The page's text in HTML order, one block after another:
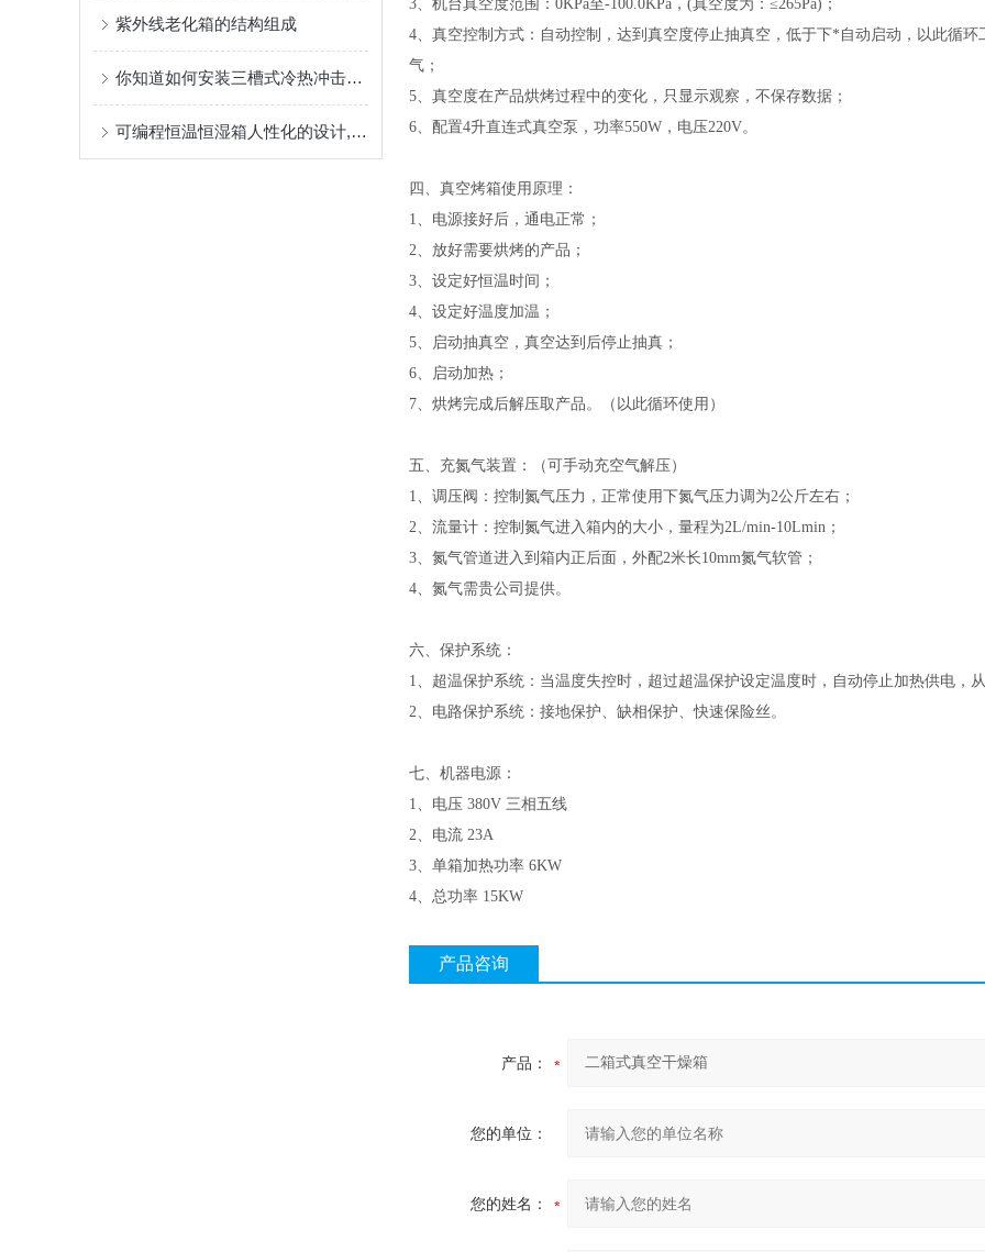
紫外线老化箱的结构组成
你知道如何安装三槽式冷热冲击试验箱吗？
可编程恒温恒湿箱人性化的设计,操作更加省时省力
3、机台真空度范围：0KPa至-100.0KPa，(真空度为：≤265Pa)；
4、真空控制方式：自动控制，达到真空度停止抽真空，低于下*自动启动，以此循
气；
5、真空度在产品烘烤过程中的变化，只显示观察，不保存数据；
6、配置4升直连式真空泵，功率550W，电压220V。
四、真空烤箱使用原理：
1、电源接好后，通电正常；
2、放好需要烘烤的产品；
3、设定好恒温时间；
4、设定好温度加温；
5、启动抽真空，真空达到后停止抽真；
6、启动加热；
7、烘烤完成后解压取产品。（以此循环使用）
五、充氮气装置：（可手动充空气解压）
1、调压阀：控制氮气压力，正常使用下氮气压力调为2公斤左右；
2、流量计：控制氮气进入箱内的大小，量程为2L/min-10Lmin；
3、氮气管道进入到箱内正后面，外配2米长10mm氮气软管；
4、氮气需贵公司提供。
六、保护系统：
1、超温保护系统：当温度失控时，超过超温保护设定温度时，自动停止加热供电，
2、电路保护系统：接地保护、缺相保护、快速保险丝。
七、机器电源：
1、电压 380V 三相五线
2、电流 23A
3、单箱加热功率 6KW
4、总功率 15KW
产品咨询
产品：
您的单位：
您的姓名：